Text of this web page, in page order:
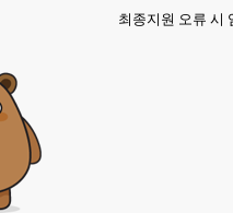
최종지원 오류 시